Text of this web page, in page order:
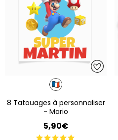
8 Tatouages à personnaliser
- Mario
5,90€